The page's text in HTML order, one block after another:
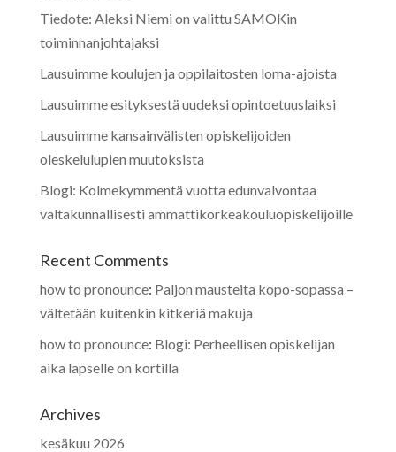
Tiedote: Aleksi Niemi on valittu SAMOKin
toiminnanjohtajaksi
Lausuimme koulujen ja oppilaitosten loma-ajoista
Lausuimme esityksestä uudeksi opintoetuuslaiksi
Lausuimme kansainvälisten opiskelijoiden
oleskelulupien muutoksista
Blogi: Kolmekymmentä vuotta edunvalvontaa
valtakunnallisesti ammattikorkeakouluopiskelijoille
Recent Comments
how to pronounce: Paljon mausteita kopo-sopassa –
vältetään kuitenkin kitkeriä makuja
how to pronounce: Blogi: Perheellisen opiskelijan
aika lapselle on kortilla
Archives
kesäkuu 2026